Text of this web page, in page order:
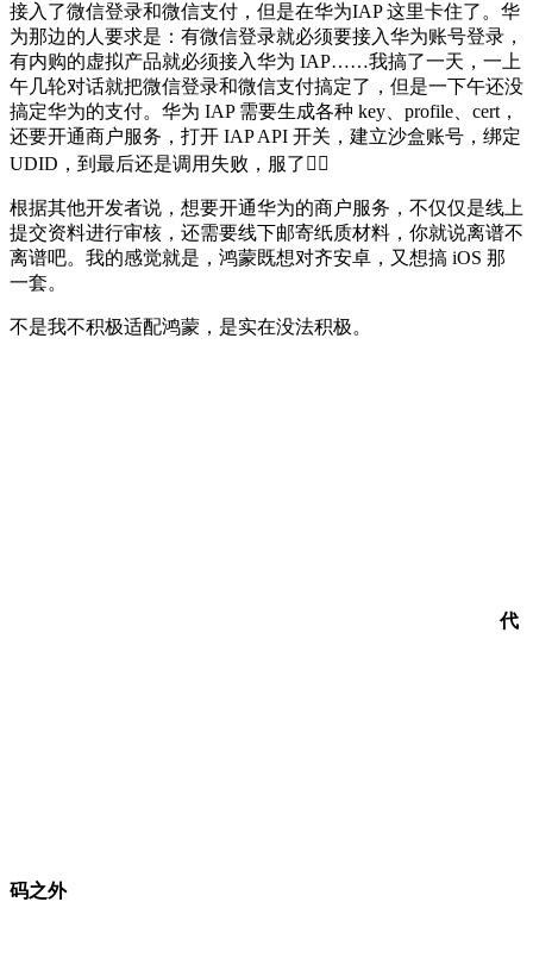
接入了微信登录和微信支付，但是在华为IAP 这里卡住了。华
为那边的人要求是：有微信登录就必须要接入华为账号登录，
有内购的虚拟产品就必须接入华为 IAP……我搞了一天，一上
午几轮对话就把微信登录和微信支付搞定了，但是一下午还没
搞定华为的支付。华为 IAP 需要生成各种 key、profile、cert，
还要开通商户服务，打开 IAP API 开关，建立沙盒账号，绑定
UDID，到最后还是调用失败，服了🤦‍♂️
根据其他开发者说，想要开通华为的商户服务，不仅仅是线上
提交资料进行审核，还需要线下邮寄纸质材料，你就说离谱不
离谱吧。我的感觉就是，鸿蒙既想对齐安卓，又想搞 iOS 那
一套。
不是我不积极适配鸿蒙，是实在没法积极。
代
码之外